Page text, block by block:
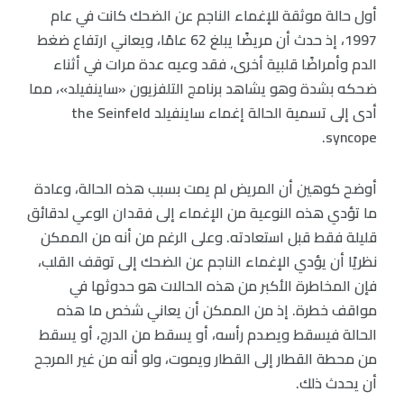
أول حالة موثقة للإغماء الناجم عن الضحك كانت في عام
1997، إذ حدث أن مريضًا يبلغ 62 عامًا، ويعاني ارتفاع ضغط
الدم وأمراضًا قلبية أخرى، فقد وعيه عدة مرات في أثناء
ضحكه بشدة وهو يشاهد برنامج التلفزيون «ساينفيلد»، مما
أدى إلى تسمية الحالة إغماء ساينفيلد the Seinfeld
syncope.
أوضح كوهين أن المريض لم يمت بسبب هذه الحالة، وعادة
ما تؤدي هذه النوعية من الإغماء إلى فقدان الوعي لدقائق
قليلة فقط قبل استعادته. وعلى الرغم من أنه من الممكن
نظريًا أن يؤدي الإغماء الناجم عن الضحك إلى توقف القلب،
فإن المخاطرة الأكبر من هذه الحالات هو حدوثها في
مواقف خطرة. إذ من الممكن أن يعاني شخص ما هذه
الحالة فيسقط ويصدم رأسه، أو يسقط من الدرج، أو يسقط
من محطة القطار إلى القطار ويموت، ولو أنه من غير المرجح
أن يحدث ذلك.